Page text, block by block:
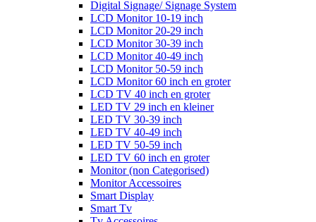
Digital Signage/ Signage System
LCD Monitor 10-19 inch
LCD Monitor 20-29 inch
LCD Monitor 30-39 inch
LCD Monitor 40-49 inch
LCD Monitor 50-59 inch
LCD Monitor 60 inch en groter
LCD TV 40 inch en groter
LED TV 29 inch en kleiner
LED TV 30-39 inch
LED TV 40-49 inch
LED TV 50-59 inch
LED TV 60 inch en groter
Monitor (non Categorised)
Monitor Accessoires
Smart Display
Smart Tv